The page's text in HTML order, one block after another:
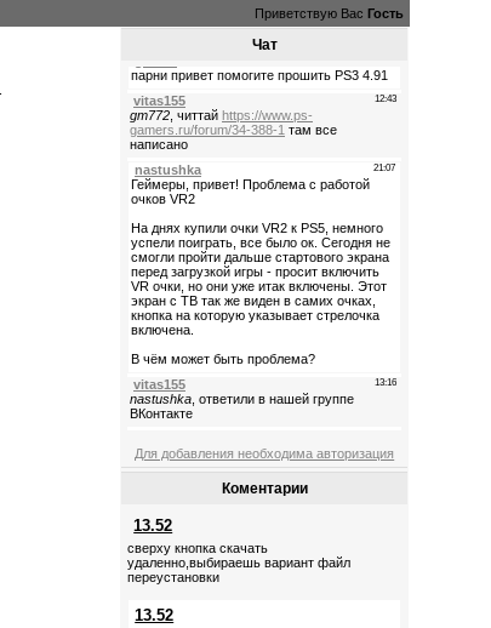
Приветствую Вас Гость
Чат
Для добавления необходима авторизация
Коментарии
13.52
сверху кнопка скачать
удаленно,выбираешь вариант файл
переустановки
13.52